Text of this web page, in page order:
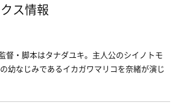
ス情報
督・脚本はタナダユキ。主人公のシイノトモ
幼なじみであるイカガワマリコを奈緒が演じ